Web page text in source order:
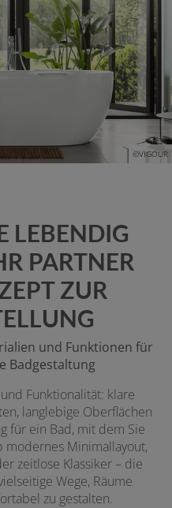
©VIGOUR
LEBENDIG
PARTNER
ZUR
und Funktionen für
Badgestaltung
Funktionalität: klare
langlebige Oberflächen
für ein Bad, mit dem Sie
modernes Minimallayout,
zeitlose Klassiker – die
Wege, Räume
zu gestalten.